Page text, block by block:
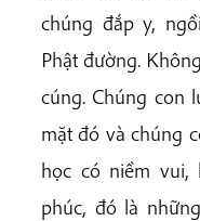
chúng đắp y,
Phật đường.
cúng. Chúng con
mặt đó và chúng
học có niềm vui,
phúc, đó là